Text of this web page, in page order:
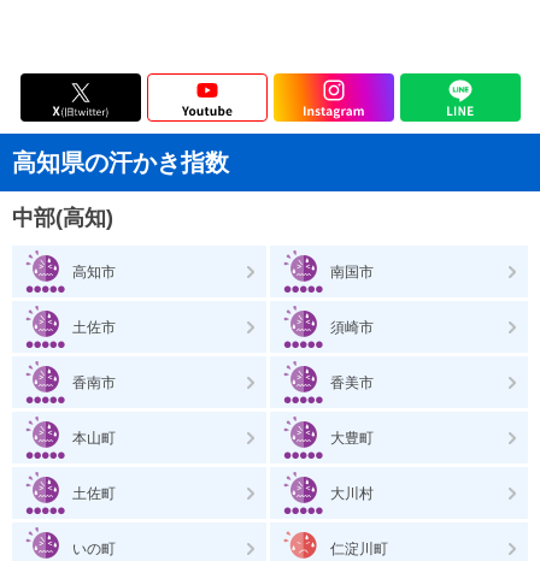
高知県の汗かき指数
中部(高知)
高知市 南国市
土佐市 須崎市
香南市 香美市
本山町 大豊町
土佐町 大川村
いの町 仁淀川町